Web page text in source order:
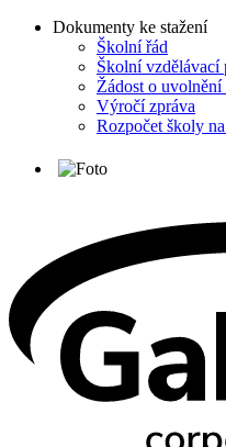
Dokumenty ke stažení
Školní řád
Školní vzdělávací
Žádost o
Výročí zpráva
Rozpočet školy